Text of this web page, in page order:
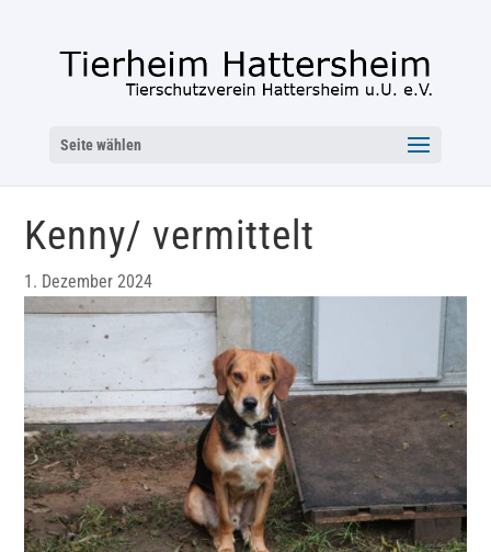
Seite wählen
Kenny/ vermittelt
1. Dezember 2024